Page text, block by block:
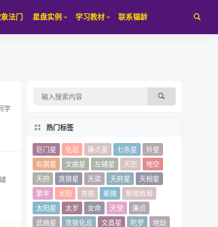
法门 星盘实例 学习教材 联系韫龄
学
热门标签
巨门星 化忌 廉贞星 七杀星
铃星
右弼星
文曲星 左辅星 天伤
地空
天府
贪狼星 天梁 天府星
天相星
擎羊
太阳 贪狼 紫微
紫微格局
太阳星
太岁 女命 天使
廉贞
武曲星
贪狼化忌 文昌星 陀罗
地劫